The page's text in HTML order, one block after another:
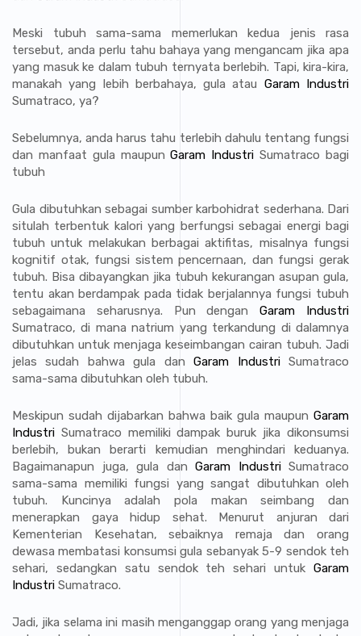
Meski tubuh sama-sama memerlukan kedua jenis rasa
tersebut, anda perlu tahu bahaya yang mengancam jika apa
yang masuk ke dalam tubuh ternyata berlebih. Tapi, kira-kira,
manakah yang lebih berbahaya, gula atau Garam Industri
Sumatraco, ya?
Sebelumnya, anda harus tahu terlebih dahulu tentang fungsi
dan manfaat gula maupunGaram Industri Sumatraco bagi
tubuh
Gula dibutuhkan sebagai sumber karbohidrat sederhana. Dari
situlah terbentuk kalori yang berfungsi sebagai energi bagi
tubuh untuk melakukan berbagai aktifitas, misalnya fungsi
kognitif otak, fungsi sistem pencernaan, dan fungsi gerak
tubuh. Bisa dibayangkan jika tubuh kekurangan asupan gula,
tentu akan berdampak pada tidak berjalannya fungsi tubuh
sebagaimana seharusnya. Pun denganGaram Industri
Sumatraco, di mana natrium yang terkandung di dalamnya
dibutuhkan untuk menjaga keseimbangan cairan tubuh. Jadi
jelas sudah bahwa gula danGaram IndustriSumatraco
sama-sama dibutuhkan oleh tubuh.
Meskipun sudah dijabarkan bahwa baik gula maupun Garam
Industri Sumatraco memiliki dampak buruk jika dikonsumsi
berlebih, bukan berarti kemudian menghindari keduanya.
Bagaimanapun juga, gula dan Garam IndustriSumatraco
sama-sama memiliki fungsi yang sangat dibutuhkan oleh
tubuh. Kuncinya adalah pola makan seimbang dan
menerapkan gaya hidup sehat. Menurut anjuran dari
Kementerian Kesehatan, sebaiknya remaja dan orang
dewasa membatasi konsumsi gula sebanyak 5-9 sendok teh
sehari, sedangkan satu sendok teh sehari untuk Garam
Industri Sumatraco.
Jadi, jika selama ini masih menganggap orang yang menjaga